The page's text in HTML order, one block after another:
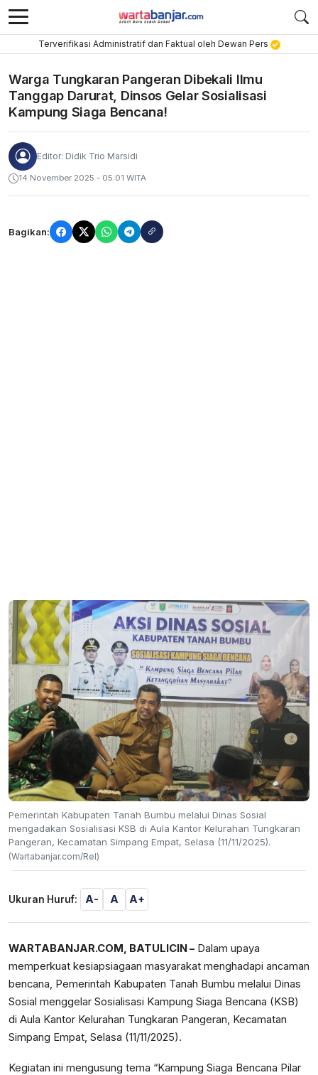
Terverifikasi Administratif dan Faktual oleh Dewan Pers
Warga Tungkaran Pangeran Dibekali Ilmu
Tanggap Darurat, Dinsos Gelar Sosialisasi
Kampung Siaga Bencana!
Editor: Didik Trio Marsidi
14 November 2025 - 05:01 WITA
Bagikan:
Pemerintah Kabupaten Tanah Bumbu melalui Dinas Sosial
mengadakan Sosialisasi KSB di Aula Kantor Kelurahan Tungkaran
Pangeran, Kecamatan Simpang Empat, Selasa (11/11/2025).
(Wartabanjar.com/Rel)
Ukuran Huruf: A- A A+
WARTABANJAR.COM, BATULICIN – Dalam upaya
memperkuat kesiapsiagaan masyarakat menghadapi ancaman
bencana, Pemerintah Kabupaten Tanah Bumbu melalui Dinas
Sosial menggelar Sosialisasi Kampung Siaga Bencana (KSB)
di Aula Kantor Kelurahan Tungkaran Pangeran, Kecamatan
Simpang Empat, Selasa (11/11/2025).
Kegiatan ini mengusung tema “Kampung Siaga Bencana Pilar